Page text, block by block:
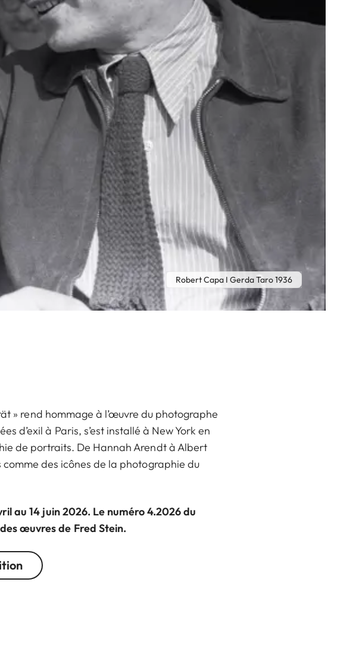
Robert Capa I Gerda Taro 1936
» rend hommage à l’œuvre du photographe
d’exil à Paris, s’est installé à New York en
de portraits. De Hannah Arendt à Albert
comme des icônes de la photographie du
au 14 juin 2026. Le numéro 4.2026 du
œuvres de Fred Stein.